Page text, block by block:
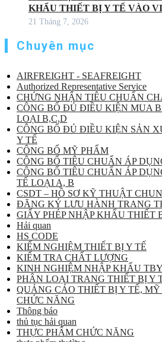
KHẨU THIẾT BỊ Y TẾ VÀO
21 Tháng 7, 2026
Chuyên mục
AIRFREIGHT - SEAFREIGHT
Authorized Representative Service
CHỨNG NHẬN TIÊU CHUẨN
CÔNG BỐ ĐỦ ĐIỀU KIỆN MUA
LOẠI B,C,D
CÔNG BỐ ĐỦ ĐIỀU KIỆN SẢN
Y TẾ
CÔNG BỐ MỸ PHẨM
CÔNG BỐ TIÊU CHUẨN ÁP
CÔNG BỐ TIÊU CHUẨN ÁP
TẾ LOẠI A, B
CSDT – HỒ SƠ KỸ THUẬT
ĐĂNG KÝ LƯU HÀNH TRANG
GIẤY PHÉP NHẬP KHẨU THIẾT
Hải quan
HS CODE
KIỂM NGHIỆM THIẾT BỊ Y TẾ
KIỂM TRA CHẤT LƯỢNG
KINH NGHIỆM NHẬP KHẨU
PHÂN LOẠI TRANG THIẾT BỊ Y
QUẢNG CÁO THIẾT BỊ Y TẾ,
CHỨC NĂNG
Thông báo
thủ tục hải quan
THỰC PHẨM CHỨC NĂNG